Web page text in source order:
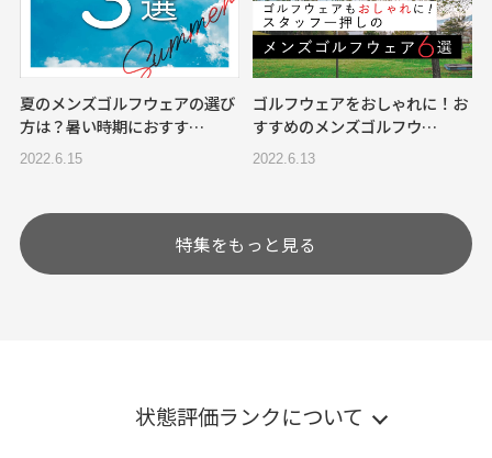
夏のメンズゴルフウェアの選び
方は？暑い時期におすす…
2022.6.15
ゴルフウェアをおしゃれに！お
すすめのメンズゴルフウ…
2022.6.13
特集をもっと見る
状態評価ランクについて